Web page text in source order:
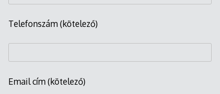
Telefonszám (kötelező)
Email cím (kötelező)